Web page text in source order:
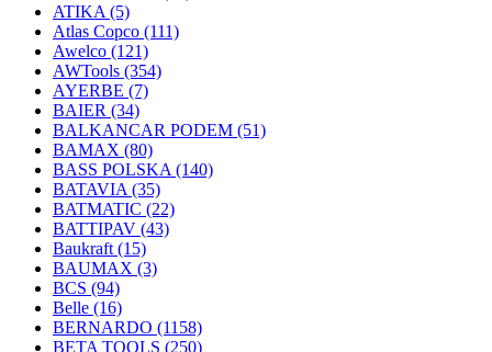
ATIKA (5)
Atlas Copco (111)
Awelco (121)
AWTools (354)
AYERBE (7)
BAIER (34)
BALKANCAR PODEM (51)
BAMAX (80)
BASS POLSKA (140)
BATAVIA (35)
BATMATIC (22)
BATTIPAV (43)
Baukraft (15)
BAUMAX (3)
BCS (94)
Belle (16)
BERNARDO (1158)
BETA TOOLS (250)